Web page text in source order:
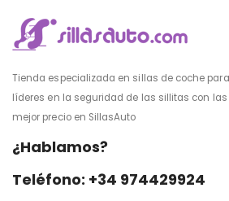
Tienda especializada en sillas de coche
líderes en la seguridad de las sillitas con
mejor precio en SillasAuto
¿Hablamos?
Teléfono: +34 974429924